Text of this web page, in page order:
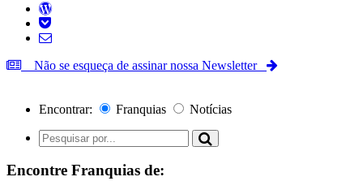
Não se esqueça de assinar nossa Newsletter
Encontrar: Franquias Notícias
Encontre Franquias de: